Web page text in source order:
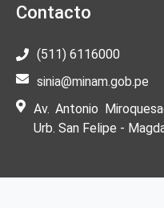
Contacto
(511) 6116000
sinia@minam.gob.pe
Av. Antonio
Urb. San Felipe -